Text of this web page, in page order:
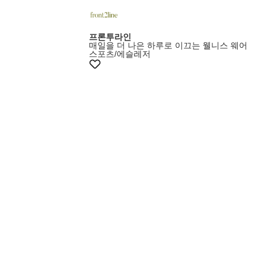
프론투라인
매일을 더 나은 하루로 이끄는 웰니스 웨어
스포츠/에슬레저